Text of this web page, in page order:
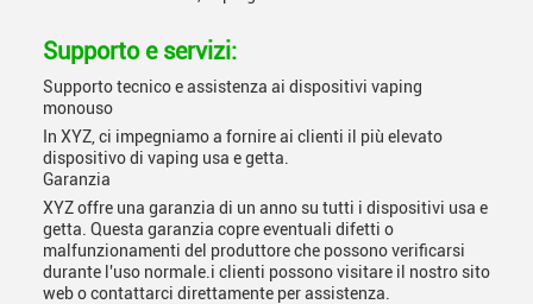
Supporto e servizi:
Supporto tecnico e assistenza ai dispositivi vaping
monouso
In XYZ, ci impegniamo a fornire ai clienti il più elevato
dispositivo di vaping usa e getta.
Garanzia
XYZ offre una garanzia di un anno su tutti i dispositivi usa e
getta. Questa garanzia copre eventuali difetti o
malfunzionamenti del produttore che possono verificarsi
durante l'uso normale.i clienti possono visitare il nostro sito
web o contattarci direttamente per assistenza.